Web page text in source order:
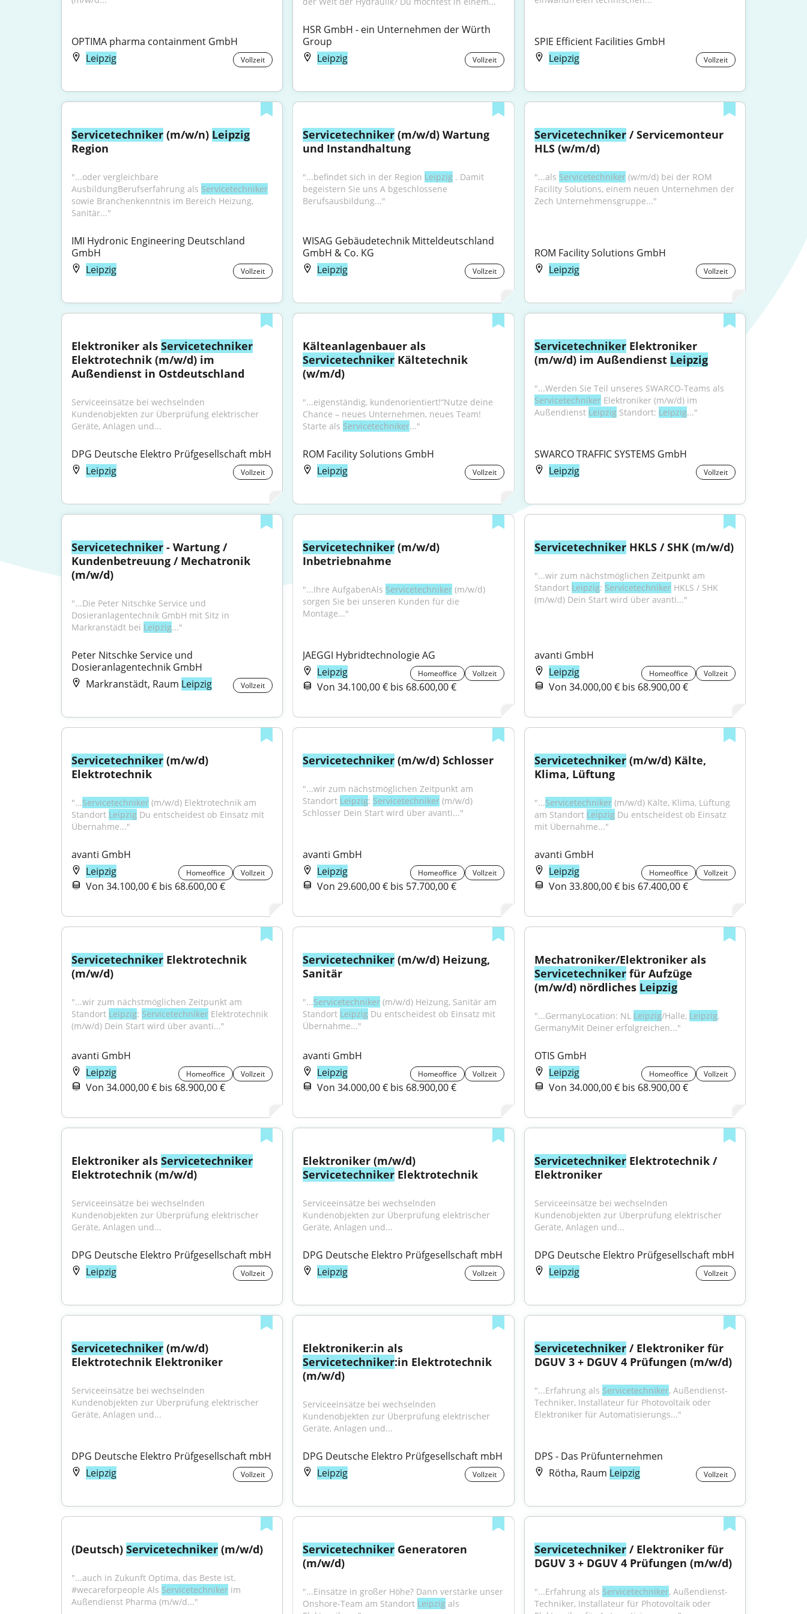
OPTIMA pharma containment GmbH
Leipzig
Vollzeit
HSR GmbH - ein Unternehmen der Würth
Group
Leipzig
Vollzeit
SPIE Efficient Facilities GmbH
Leipzig
Vollzeit
Servicetechniker (m/w/n) Leipzig
Region
"...oder vergleichbare
AusbildungBerufserfahrung als Servicetechniker
sowie Branchenkenntnis im Bereich Heizung,
Sanitär..."
IMI Hydronic Engineering Deutschland
GmbH
Leipzig
Vollzeit
Servicetechniker (m/w/d) Wartung
und Instandhaltung
"...befindet sich in der Region Leipzig . Damit
begeistern Sie uns A bgeschlossene
Berufsausbildung..."
WISAG Gebäudetechnik Mitteldeutschland
GmbH & Co. KG
Leipzig
Vollzeit
Servicetechniker / Servicemonteur
HLS (w/m/d)
"...als Servicetechniker (w/m/d) bei der ROM
Facility Solutions, einem neuen Unternehmen der
Zech Unternehmensgruppe..."
ROM Facility Solutions GmbH
Leipzig
Vollzeit
Elektroniker als Servicetechniker
Elektrotechnik (m/w/d) im
Außendienst in Ostdeutschland
Serviceeinsätze bei wechselnden
Kundenobjekten zur Überprüfung elektrischer
Geräte, Anlagen und...
DPG Deutsche Elektro Prüfgesellschaft mbH
Leipzig
Vollzeit
Servicetechniker Kältetechnik
(w/m/d)
"...eigenständig, kundenorientiert!“Nutze deine
Chance – neues Unternehmen, neues Team!
Starte als Servicetechniker..."
ROM Facility Solutions GmbH
Leipzig
Vollzeit
Servicetechniker Elektroniker
(m/w/d) im Außendienst Leipzig
Servicetechniker Elektroniker (m/w/d) im
Außendienst Leipzig Standort: Leipzig..."
SWARCO TRAFFIC SYSTEMS GmbH
Leipzig
Vollzeit
Servicetechniker - Wartung /
Kundenbetreuung / Mechatronik
(m/w/d)
"...Die Peter Nitschke Service und
Dosieranlagentechnik GmbH mit Sitz in
Markranstädt bei Leipzig..."
Peter Nitschke Service und
Dosieranlagentechnik GmbH
Markranstädt, Raum Leipzig Vollzeit
Servicetechniker (m/w/d)
Inbetriebnahme
"...Ihre AufgabenAls Servicetechniker (m/w/d)
sorgen Sie bei unseren Kunden für die
Montage..."
JAEGGI Hybridtechnologie AG
Leipzig
Homeoffice Vollzeit
Von 34.100,00 € bis 68.600,00 €
Servicetechniker HKLS / SHK (m/w/d)
"...wir zum nächstmöglichen Zeitpunkt am
Standort Leipzig: Servicetechniker HKLS / SHK
(m/w/d) Dein Start wird über avanti..."
avanti GmbH
Leipzig
Homeoffice Vollzeit
Von 34.000,00 € bis 68.900,00 €
Servicetechniker (m/w/d)
Elektrotechnik
"...Servicetechniker (m/w/d) Elektrotechnik am
Standort Leipzig Du entscheidest ob Einsatz mit
Übernahme..."
avanti GmbH
Leipzig
Homeoffice Vollzeit
Von 34.100,00 € bis 68.600,00 €
Servicetechniker (m/w/d) Schlosser
"...wir zum nächstmöglichen Zeitpunkt am
Standort Leipzig: Servicetechniker (m/w/d)
Schlosser Dein Start wird über avanti..."
avanti GmbH
Leipzig
Homeoffice Vollzeit
Von 29.600,00 € bis 57.700,00 €
Servicetechniker (m/w/d) Kälte,
Klima, Lüftung
"...Servicetechniker (m/w/d) Kälte, Klima, Lüftung
am Standort Leipzig Du entscheidest ob Einsatz
mit Übernahme..."
avanti GmbH
Leipzig
Homeoffice Vollzeit
Von 33.800,00 € bis 67.400,00 €
Servicetechniker Elektrotechnik
(m/w/d)
"...wir zum nächstmöglichen Zeitpunkt am
Standort Leipzig: Servicetechniker Elektrotechnik
(m/w/d) Dein Start wird über avanti..."
avanti GmbH
Leipzig
Homeoffice Vollzeit
Von 34.000,00 € bis 68.900,00 €
Servicetechniker (m/w/d) Heizung,
Sanitär
"...Servicetechniker (m/w/d) Heizung, Sanitär am
Standort Leipzig Du entscheidest ob Einsatz mit
Übernahme..."
avanti GmbH
Leipzig
Homeoffice Vollzeit
Von 34.000,00 € bis 68.900,00 €
Mechatroniker/Elektroniker als
Servicetechniker für Aufzüge
(m/w/d) nördliches Leipzig
"...GermanyLocation: NL Leipzig/Halle, Leipzig,
GermanyMit Deiner erfolgreichen..."
OTIS GmbH
Leipzig
Homeoffice Vollzeit
Von 34.000,00 € bis 68.900,00 €
Elektroniker als Servicetechniker
Elektrotechnik (m/w/d)
Serviceeinsätze bei wechselnden
Kundenobjekten zur Überprüfung elektrischer
Geräte, Anlagen und...
DPG Deutsche Elektro Prüfgesellschaft mbH
Leipzig
Vollzeit
Servicetechniker Elektrotechnik
Serviceeinsätze bei wechselnden
Kundenobjekten zur Überprüfung elektrischer
Geräte, Anlagen und...
DPG Deutsche Elektro Prüfgesellschaft mbH
Leipzig
Vollzeit
Servicetechniker Elektrotechnik /
Elektroniker
Serviceeinsätze bei wechselnden
Kundenobjekten zur Überprüfung elektrischer
Geräte, Anlagen und...
DPG Deutsche Elektro Prüfgesellschaft mbH
Leipzig
Vollzeit
Servicetechniker (m/w/d)
Elektrotechnik Elektroniker
Serviceeinsätze bei wechselnden
Kundenobjekten zur Überprüfung elektrischer
Geräte, Anlagen und...
DPG Deutsche Elektro Prüfgesellschaft mbH
Leipzig
Vollzeit
Servicetechniker:in Elektrotechnik
(m/w/d)
Serviceeinsätze bei wechselnden
Kundenobjekten zur Überprüfung elektrischer
Geräte, Anlagen und...
DPG Deutsche Elektro Prüfgesellschaft mbH
Leipzig
Vollzeit
Servicetechniker / Elektroniker für
DGUV 3 + DGUV 4 Prüfungen (m/w/d)
"...Erfahrung als Servicetechniker, Außendienst-
Techniker, Installateur für Photovoltaik oder
Elektroniker für Automatisierungs..."
DPS - Das Prüfunternehmen
Rötha, Raum Leipzig Vollzeit
(Deutsch) Servicetechniker (m/w/d)
"...auch in Zukunft Optima, das Beste ist.
#wecareforpeople Als Servicetechniker im
Außendienst Pharma (m/w/d..."
Servicetechniker Generatoren
(m/w/d)
"...Einsätze in großer Höhe? Dann verstärke unser
Onshore-Team am Standort Leipzig als
Servicetechniker / Elektroniker für
DGUV 3 + DGUV 4 Prüfungen (m/w/d)
"...Erfahrung als Servicetechniker, Außendienst-
Techniker, Installateur für Photovoltaik oder